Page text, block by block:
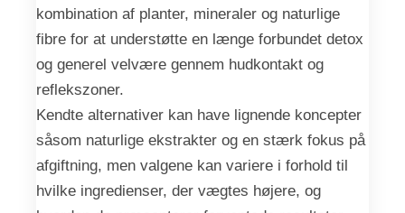
kombination af planter, mineraler og naturlige
fibre for at understøtte en længe forbundet detox
og generel velvære gennem hudkontakt og
reflekszoner.
Kendte alternativer kan have lignende koncepter
såsom naturlige ekstrakter og en stærk fokus på
afgiftning, men valgene kan variere i forhold til
hvilke ingredienser, der vægtes højere, og